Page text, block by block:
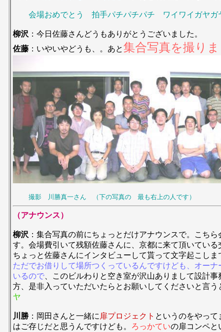
会場おめでとう 拍手パチパチパチ ワイワイガヤガ
柳沢 ：今日佐藤さんどうもありがとうございました。
佐藤 ：いやいやどうも、。あと 集合写真を撮り
撮影 川勝真一さん （下の写真の 最も右上の人です）
（アナウンス）
柳沢 ：集合写真の前にちょっとだけアナウンスで。こち
す。会場費引いて残額佐藤さんに、京都に来て頂いてい
ちょっと佐藤さんにインタビューして貰って文字起こしま
ただでお借りして場所つくっているんですけども、オー
いるので 、このビルわりと空き室が沢山ありまして設計
方、是非入っていただいたらとお願いしてくださいと言
ヤ
川勝 ：岡田さんと一緒に 扉プロジェクト というのをやっ
はご存じだと思うんですけども。 ろっかていの扉コンペと